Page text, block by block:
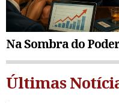
Na Sombra do
Últimas